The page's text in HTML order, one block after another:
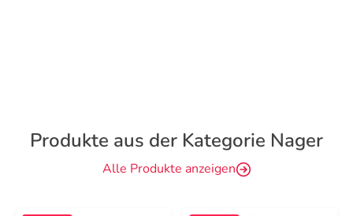
Produkte aus der Kategorie Nager
Alle Produkte anzeigen